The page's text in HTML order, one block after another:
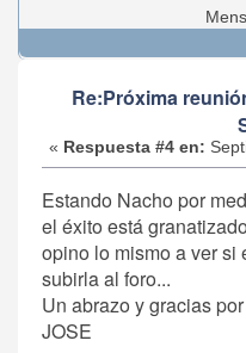
Re:Próxima
« Respuesta #4 en:
Estando Nacho por
el éxito está
opino lo mismo a ver si
subirla al foro...
Un abrazo y gracias
JOSE